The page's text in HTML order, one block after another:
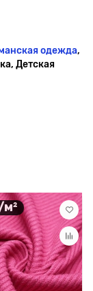
одежда,
Детская